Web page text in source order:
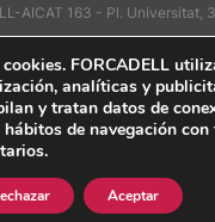
AICAT 163 - Pl. Universitat,
contactar
. FORCADELL
analíticas y
y tratan datos de
de navegación con
Aceptar